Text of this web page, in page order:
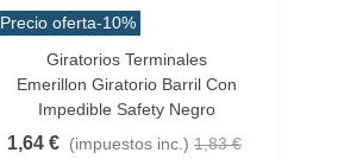
Precio oferta-10%
Favorito
Giratorios Terminales
Emerillon Giratorio Barril Con
Impedible Safety Negro
1,64 € (impuestos inc.) 1,83 €